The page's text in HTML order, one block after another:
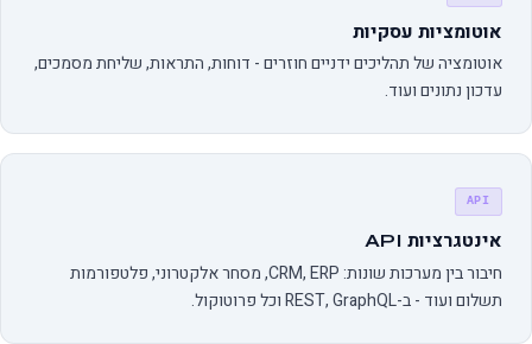
אוטומציות עסקיות
אוטומציה של תהליכים ידניים חוזרים - דוחות, התראות, שליחת מסמכים,
עדכון נתונים ועוד.
API
אינטגרציות API
חיבור בין מערכות שונות: CRM, ERP, מסחר אלקטרוני, פלטפורמות
תשלום ועוד - ב-REST, GraphQL וכל פרוטוקול.